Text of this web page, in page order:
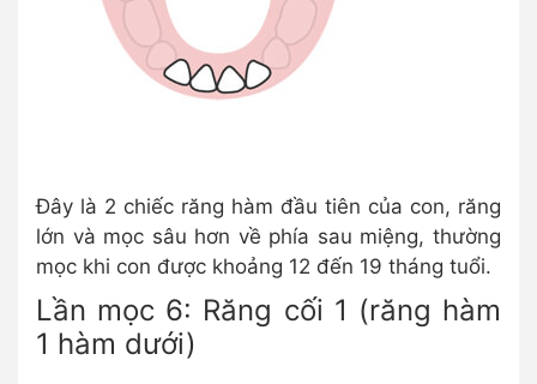
Đây là 2 chiếc răng hàm đầu tiên của con, răng
lớn và mọc sâu hơn về phía sau miệng, thường
mọc khi con được khoảng 12 đến 19 tháng tuổi.
Lần mọc 6: Răng cối 1 (răng hàm
1 hàm dưới)